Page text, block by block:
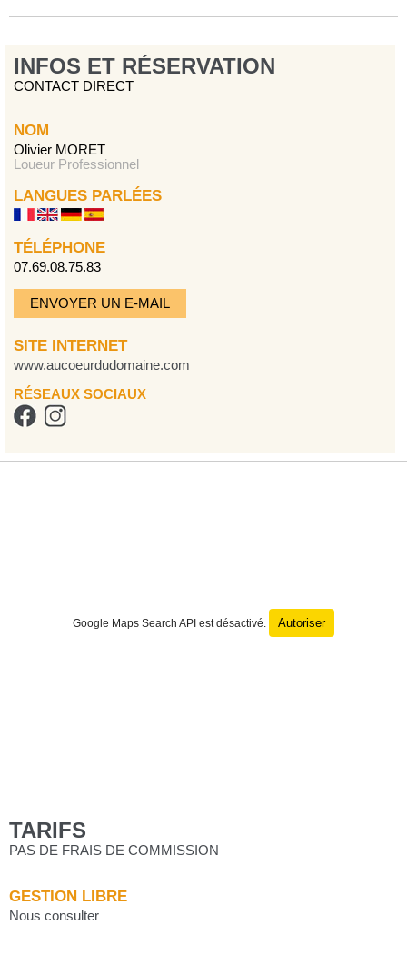
INFOS ET RÉSERVATION
CONTACT DIRECT
NOM
Olivier MORET
Loueur Professionnel
LANGUES PARLÉES
TÉLÉPHONE
07.69.08.75.83
ENVOYER UN E-MAIL
SITE INTERNET
www.aucoeurdudomaine.com
RÉSEAUX SOCIAUX
Google Maps Search API est désactivé. Autoriser
TARIFS
PAS DE FRAIS DE COMMISSION
GESTION LIBRE
Nous consulter